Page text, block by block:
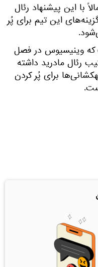
با این پیشنهاد رئال
این تیم برای پُر
که وینیسیوس در فصل
رئال مادرید داشته
برای پُر کردن